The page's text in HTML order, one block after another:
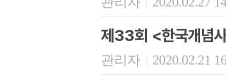
제33회 <한국개념
관리자 | 2020.02.21